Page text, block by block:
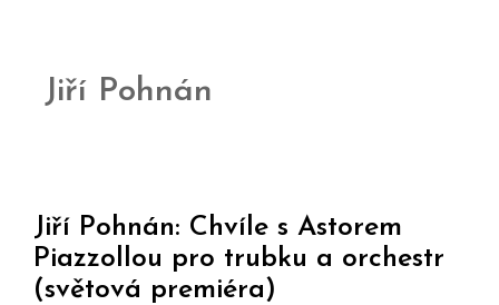
Jiří Pohnán
Jiří Pohnán: Chvíle s Astorem
Piazzollou pro trubku a orchestr
(světová premiéra)